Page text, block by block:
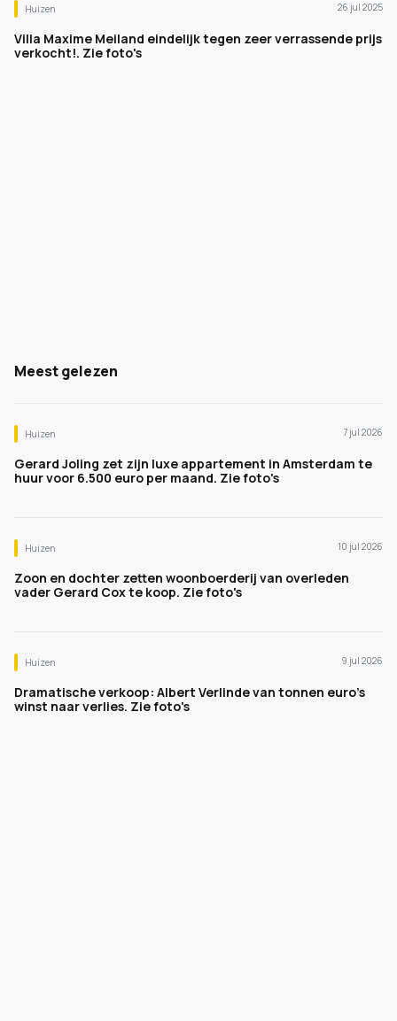
Huizen 26 jul 2025
Villa Maxime Meiland eindelijk tegen zeer verrassende prijs
verkocht!. Zie foto's
Meest gelezen
Huizen 7 jul 2026
Gerard Joling zet zijn luxe appartement in Amsterdam te
huur voor 6.500 euro per maand. Zie foto's
Huizen 10 jul 2026
Zoon en dochter zetten woonboerderij van overleden
vader Gerard Cox te koop. Zie foto's
Huizen 9 jul 2026
Dramatische verkoop: Albert Verlinde van tonnen euro's
winst naar verlies. Zie foto's